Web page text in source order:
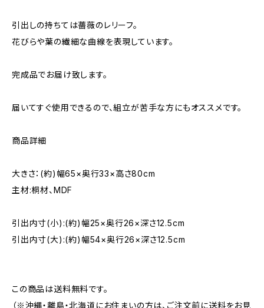
引出しの持ちては薔薇のレリーフ。
花びらや葉の繊細な曲線を表現しています。
完成品でお届け致します。
届いてすぐ使用できるので、組立が苦手な方にもオススメです。
商品詳細
大きさ：(約)幅65×奥行33×高さ80cm
主材:桐材、MDF
引出内寸(小):(約)幅25×奥行26×深さ12.5cm
引出内寸(大):(約)幅54×奥行26×深さ12.5cm
この商品は送料無料です。
（※沖縄・離島・北海道にお住まいの方は、ご注文前に送料をお見